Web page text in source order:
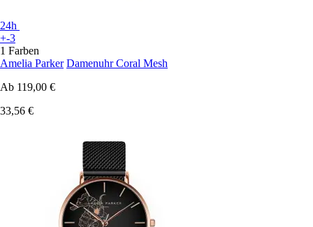
24h
+-3
1 Farben
Amelia Parker Damenuhr Coral Mesh
Ab 119,00 €
33,56 €